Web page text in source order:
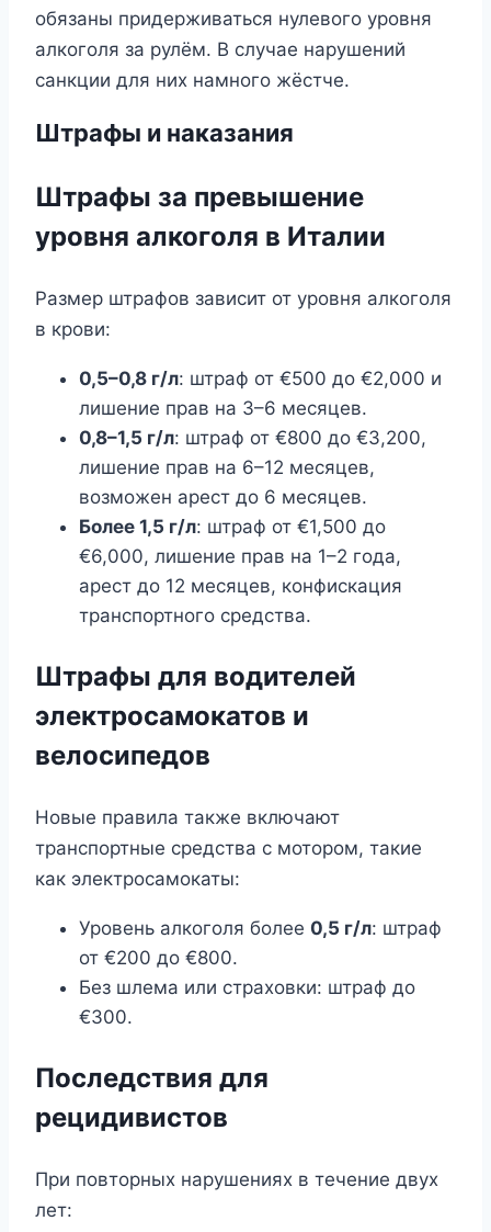
обязаны придерживаться нулевого уровня
алкоголя за рулём. В случае нарушений
санкции для них намного жёстче.
Штрафы и наказания
Штрафы за превышение
уровня алкоголя в Италии
Размер штрафов зависит от уровня алкоголя
в крови:
0,5–0,8 г/л: штраф от €500 до €2,000 и
лишение прав на 3–6 месяцев.
0,8–1,5 г/л: штраф от €800 до €3,200,
лишение прав на 6–12 месяцев,
возможен арест до 6 месяцев.
Более 1,5 г/л: штраф от €1,500 до
€6,000, лишение прав на 1–2 года,
арест до 12 месяцев, конфискация
транспортного средства.
Штрафы для водителей
электросамокатов и
велосипедов
Новые правила также включают
транспортные средства с мотором, такие
как электросамокаты:
Уровень алкоголя более 0,5 г/л: штраф
от €200 до €800.
Без шлема или страховки: штраф до
€300.
Последствия для
рецидивистов
При повторных нарушениях в течение двух
лет: